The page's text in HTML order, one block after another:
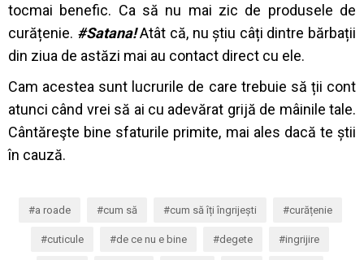
tocmai benefic. Ca să nu mai zic de produsele de
curățenie. #Satana!Atât că, nu știu câți dintre bărbații
din ziua de astăzi mai au contact direct cu ele.
Cam acestea sunt lucrurile de care trebuie să ții cont
atunci când vrei să ai cu adevărat grijă de mâinile tale.
Cântăreşte bine sfaturile primite, mai ales dacă te știi
în cauză.
a roade cum să cum să îți îngrijești curățenie
cuticule de ce nu e bine degete ingrijire